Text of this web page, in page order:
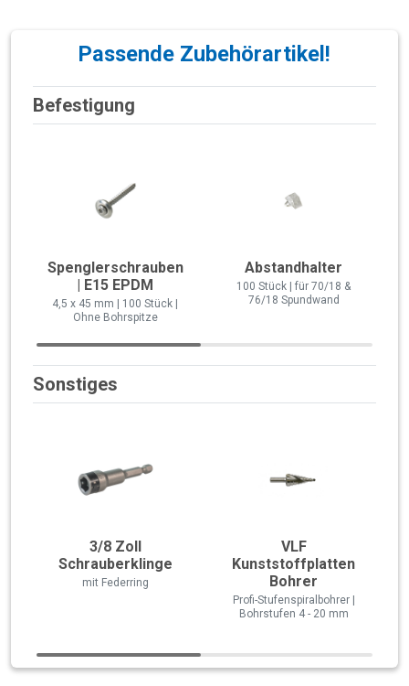
Passende Zubehörartikel!
Befestigung
Spenglerschrauben
| E15 EPDM
4,5 x 45 mm | 100 Stück |
Ohne Bohrspitze
Abstandhalter
100 Stück | für 70/18 &
76/18 Spundwand
Sonstiges
3/8 Zoll
Schrauberklinge
mit Federring
VLF
Kunststoffplatten
Bohrer
Profi-Stufenspiralbohrer |
Bohrstufen 4 - 20 mm